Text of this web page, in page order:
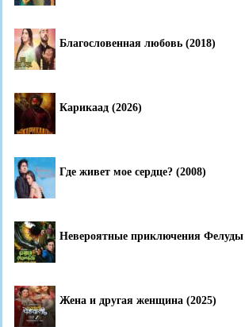
Благословенная любовь (2018)
Карикаад (2026)
Где живет мое сердце? (2008)
Невероятные приключения Фелуды
Жена и другая женщина (2025)